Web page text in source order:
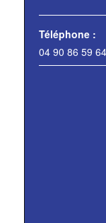
Téléphone :
04 90 86 59 64